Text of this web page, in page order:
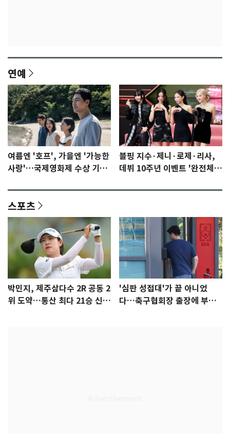
연예
여름엔 '호프', 가을엔 '가능한
사랑'…국제영화제 수상 기대
블핑 지수·제니·로제·리사,
데뷔 10주년 이벤트 '완전체'
스포츠
박민지, 제주삼다수 2R 공동 2
위 도약…통산 최다 21승 신기
'심판 성접대'가 끝 아니었
다…축구협회장 출장에 부인